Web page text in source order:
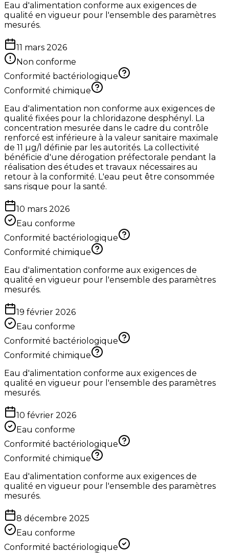
Eau d'alimentation conforme aux exigences de
qualité en vigueur pour l'ensemble des paramètres
mesurés.
11 mars 2026
Non conforme
Conformité bactériologique
Conformité chimique
Eau d'alimentation non conforme aux exigences de
qualité fixées pour la chloridazone desphényl. La
concentration mesurée dans le cadre du contrôle
renforcé est inférieure à la valeur sanitaire maximale
de 11 µg/l définie par les autorités. La collectivité
bénéficie d'une dérogation préfectorale pendant la
réalisation des études et travaux nécessaires au
retour à la conformité. L'eau peut être consommée
sans risque pour la santé.
10 mars 2026
Eau conforme
Conformité bactériologique
Conformité chimique
Eau d'alimentation conforme aux exigences de
qualité en vigueur pour l'ensemble des paramètres
mesurés.
19 février 2026
Eau conforme
Conformité bactériologique
Conformité chimique
Eau d'alimentation conforme aux exigences de
qualité en vigueur pour l'ensemble des paramètres
mesurés.
10 février 2026
Eau conforme
Conformité bactériologique
Conformité chimique
Eau d'alimentation conforme aux exigences de
qualité en vigueur pour l'ensemble des paramètres
mesurés.
8 décembre 2025
Eau conforme
Conformité bactériologique